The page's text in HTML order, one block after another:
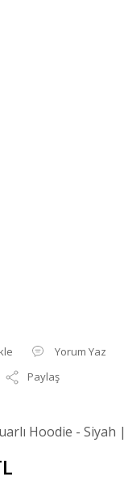
Yorum Yaz
Paylaş
Hoodie - Siyah